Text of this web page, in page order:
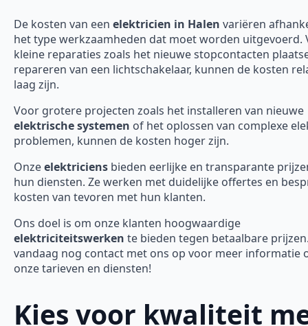
De kosten van een elektricien in Halen variëren
het type werkzaamheden dat moet worden uitgevoerd.
kleine reparaties zoals het nieuwe stopcontacten
repareren van een lichtschakelaar, kunnen de kosten
laag zijn.
Voor grotere projecten zoals het installeren van nieuwe
elektrische systemen of het oplossen van complexe
problemen, kunnen de kosten hoger zijn.
Onzeelektriciens bieden eerlijke en transparante
hun diensten. Ze werken met duidelijke offertes en
kosten van tevoren met hun klanten.
Ons doel is om onze klanten hoogwaardige
elektriciteitswerken te bieden tegen betaalbare
vandaag nog contact met ons op voor meer informatie
onze tarieven en diensten!
Kies voor kwaliteit